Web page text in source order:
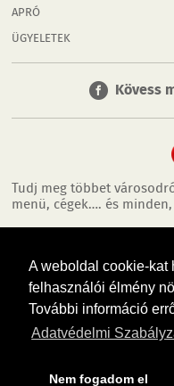
A weboldal cookie-kat
felhasználói élmény
További információ
Adatvédelmi
Nem fogadom el
APRÓ
ÜGYELETEK
Kövess
Tudj meg többet
menü, cégek…. és